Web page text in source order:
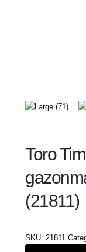
Toro
(21811)
SKU: 21811